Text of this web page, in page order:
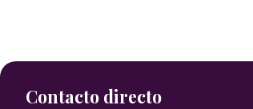
Contacto directo